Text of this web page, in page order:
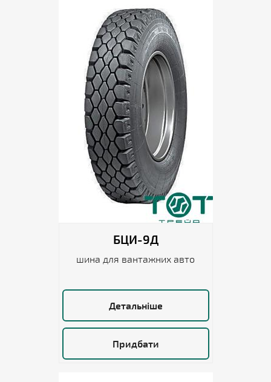
БЦИ-9Д
шина для вантажних авто
Детальніше
Придбати